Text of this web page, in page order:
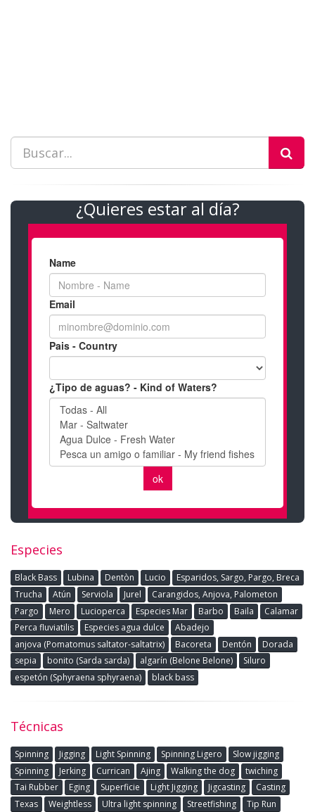
¿Quieres estar al día?
Especies
Black Bass Lubina Dentòn Lucio
Esparidos, Sargo, Pargo, Breca
Trucha
Atún Serviola Jurel
Carangidos, Anjova, Palometon
Pargo
Mero Lucioperca Especies Mar Barbo Baila
Calamar
Perca fluviatilis
Especies agua dulce
Abadejo
anjova (Pomatomus saltator-saltatrix)
Bacoreta Dentón
Dorada
sepia
bonito (Sarda sarda) algarín (Belone Belone)
Siluro
espetón (Sphyraena sphyraena)
black bass
Técnicas
Spinning Jigging Light Spinning Spinning Ligero
Slow jigging
Spinning
Jerking Currican Ajing Walking the dog
twiching
Tai Rubber
Eging Superficie Light Jigging Jigcasting
Casting
Texas
Weightless Ultra light spinning Streetfishing Tip Run